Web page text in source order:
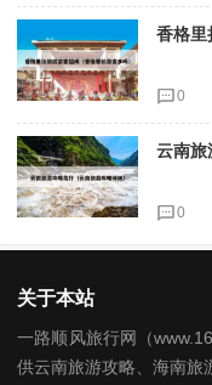
香格里
0
云南旅
0
关于本站
一路顺风旅行网（
供云南旅游攻略、海南旅